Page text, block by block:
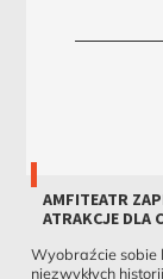
AMFITEATR
ATRAKCJE DLA
Wyobraźcie sobie
niezwykłych